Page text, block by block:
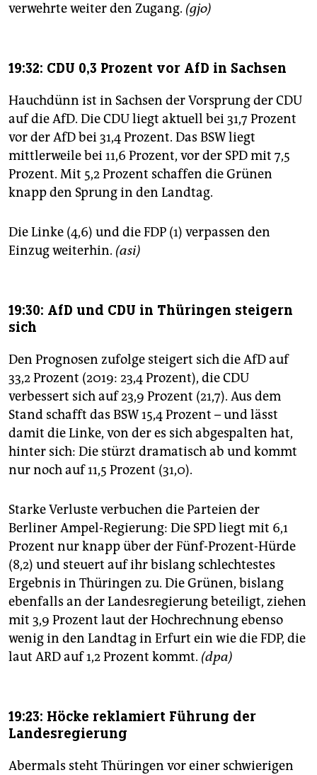
verwehrte weiter den Zugang. (gjo)
19:32: CDU 0,3 Prozent vor AfD in Sachsen
Hauchdünn ist in Sachsen der Vorsprung der CDU
auf die AfD. Die CDU liegt aktuell bei 31,7 Prozent
vor der AfD bei 31,4 Prozent. Das BSW liegt
mittlerweile bei 11,6 Prozent, vor der SPD mit 7,5
Prozent. Mit 5,2 Prozent schaffen die Grünen
knapp den Sprung in den Landtag.
Die Linke (4,6) und die FDP (1) verpassen den
Einzug weiterhin. (asi)
19:30: AfD und CDU in Thüringen steigern
sich
Den Prognosen zufolge steigert sich die AfD auf
33,2 Prozent (2019: 23,4 Prozent), die CDU
verbessert sich auf 23,9 Prozent (21,7). Aus dem
Stand schafft das BSW 15,4 Prozent – und lässt
damit die Linke, von der es sich abgespalten hat,
hinter sich: Die stürzt dramatisch ab und kommt
nur noch auf 11,5 Prozent (31,0).
Starke Verluste verbuchen die Parteien der
Berliner Ampel-Regierung: Die SPD liegt mit 6,1
Prozent nur knapp über der Fünf-Prozent-Hürde
(8,2) und steuert auf ihr bislang schlechtestes
Ergebnis in Thüringen zu. Die Grünen, bislang
ebenfalls an der Landesregierung beteiligt, ziehen
mit 3,9 Prozent laut der Hochrechnung ebenso
wenig in den Landtag in Erfurt ein wie die FDP, die
laut ARD auf 1,2 Prozent kommt. (dpa)
19:23: Höcke reklamiert Führung der
Landesregierung
Abermals steht Thüringen vor einer schwierigen